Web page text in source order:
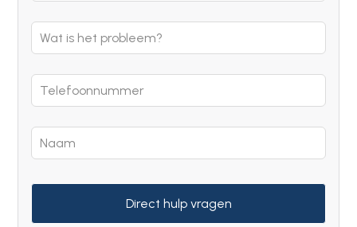
blank
Direct hulp vragen